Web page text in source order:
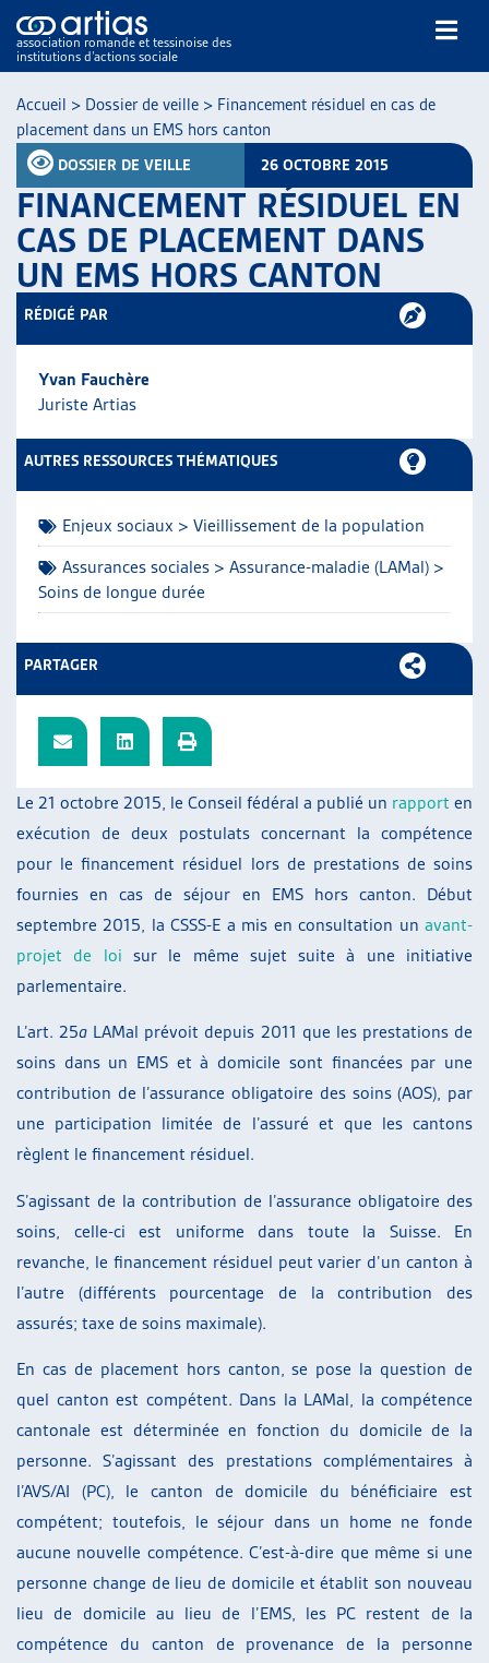
association romande et tessinoise des
institutions d’actions sociale
NOS PUBLICATIONS
ARTICLES
RESSOURCES
THÉMATIQUES
GUIDE SOCIAL ROMAND
L’ASSOCIATION
PROJETS ET ACTIVITÉS
JOURNÉES D’AUTOMNE
Accueil > Dossier de veille > Financement résiduel en cas de
placement dans un EMS hors canton
DOSSIER DE VEILLE 26 OCTOBRE 2015
FINANCEMENT RÉSIDUEL EN
CAS DE PLACEMENT DANS
UN EMS HORS CANTON
Le 21 octobre 2015, le Conseil fédéral a publié un rapport en
exécution de deux postulats concernant la compétence
pour le financement résiduel lors de prestations de soins
fournies en cas de séjour en EMS hors canton. Début
septembre 2015, la CSSS-E a mis en consultation un avant-
projet de loi sur le même sujet suite à une initiative
parlementaire.
L’art. 25a LAMal prévoit depuis 2011 que les prestations de
soins dans un EMS et à domicile sont financées par une
contribution de l’assurance obligatoire des soins (AOS), par
une participation limitée de l’assuré et que les cantons
règlent le financement résiduel.
S’agissant de la contribution de l’assurance obligatoire des
soins, celle-ci est uniforme dans toute la Suisse. En
revanche, le financement résiduel peut varier d’un canton à
l’autre (différents pourcentage de la contribution des
assurés; taxe de soins maximale).
En cas de placement hors canton, se pose la question de
quel canton est compétent. Dans la LAMal, la compétence
cantonale est déterminée en fonction du domicile de la
personne. S’agissant des prestations complémentaires à
l’AVS/AI (PC), le canton de domicile du bénéficiaire est
compétent; toutefois, le séjour dans un home ne fonde
aucune nouvelle compétence. C’est-à-dire que même si une
personne change de lieu de domicile et établit son nouveau
lieu de domicile au lieu de l’EMS, les PC restent de la
compétence du canton de provenance de la personne
RÉDIGÉ PAR
Yvan Fauchère
Juriste Artias
AUTRES RESSOURCES THÉMATIQUES
Enjeux sociaux > Vieillissement de la population
Assurances sociales > Assurance-maladie (LAMal) >
Soins de longue durée
PARTAGER